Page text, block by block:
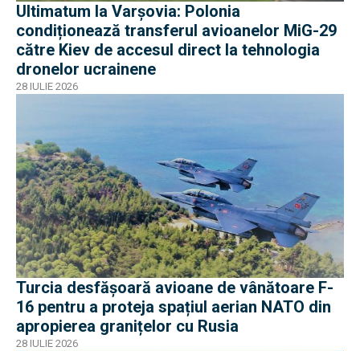
Ultimatum la Varșovia: Polonia
condiționează transferul avioanelor MiG-29
către Kiev de accesul direct la tehnologia
dronelor ucrainene
28 IULIE 2026
Turcia desfășoară avioane de vânătoare F-
16 pentru a proteja spațiul aerian NATO din
apropierea granițelor cu Rusia
28 IULIE 2026